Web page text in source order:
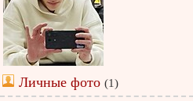
Личные фото (1)